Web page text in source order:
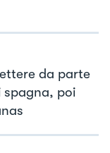
da parte
spagna, poi